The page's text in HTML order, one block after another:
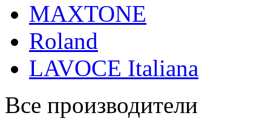
MAXTONE
Roland
LAVOCE Italiana
Все производители